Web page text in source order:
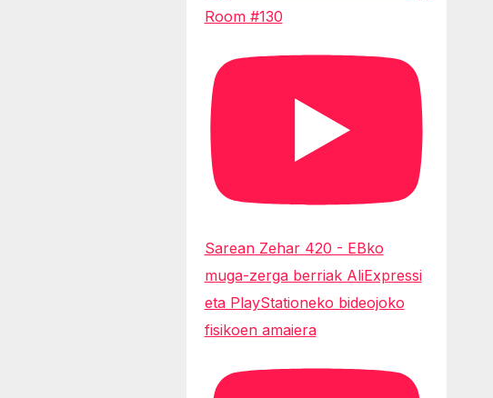
Room #130
Sarean Zehar 420 - EBko
muga-zerga berriak AliExpressi
eta PlayStationeko bideojoko
fisikoen amaiera